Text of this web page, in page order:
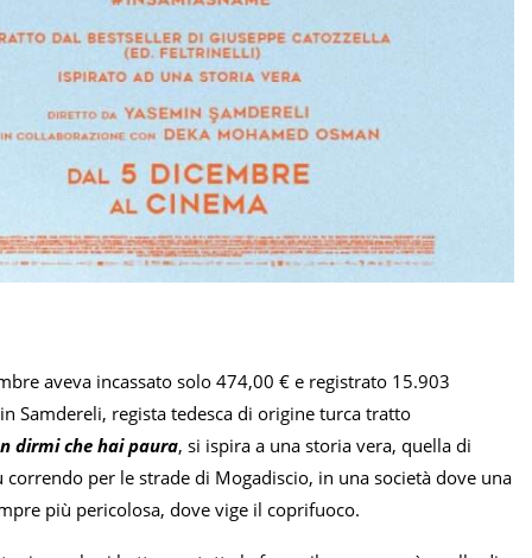
aveva incassato solo 474,00 € e registrato 15.903
Samdereli, regista tedesca di origine turca tratto
dirmi che hai paura, si ispira a una storia vera, quella di
per le strade di Mogadiscio, in una società dove una
più pericolosa, dove vige il coprifuoco.